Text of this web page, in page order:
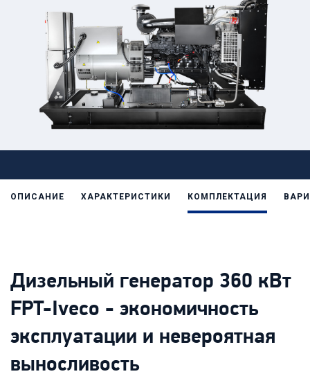
ОПИСАНИЕ ХАРАКТЕРИСТИКИ КОМПЛЕКТАЦИЯ
Дизельный генератор 360 кВт
FPT-Iveco - экономичность
эксплуатации и невероятная
выносливость